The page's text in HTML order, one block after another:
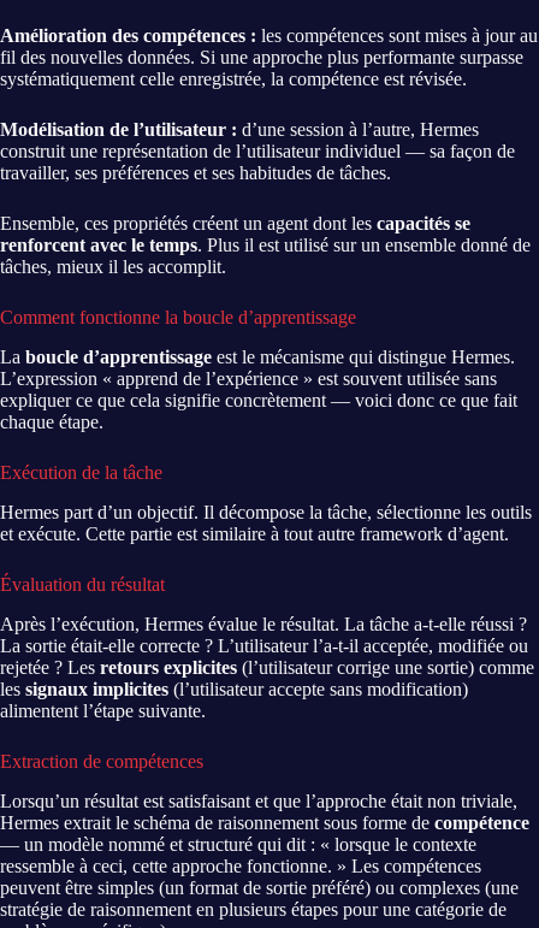
Amélioration des compétences : les compétences sont mises à jour au
fil des nouvelles données. Si une approche plus performante surpasse
systématiquement celle enregistrée, la compétence est révisée.
Modélisation de l’utilisateur : d’une session à l’autre, Hermes
construit une représentation de l’utilisateur individuel — sa façon de
travailler, ses préférences et ses habitudes de tâches.
Ensemble, ces propriétés créent un agent dont les capacités se
renforcent avec le temps. Plus il est utilisé sur un ensemble donné de
tâches, mieux il les accomplit.
Comment fonctionne la boucle d’apprentissage
La boucle d’apprentissage est le mécanisme qui distingue Hermes.
L’expression « apprend de l’expérience » est souvent utilisée sans
expliquer ce que cela signifie concrètement — voici donc ce que fait
chaque étape.
Exécution de la tâche
Hermes part d’un objectif. Il décompose la tâche, sélectionne les outils
et exécute. Cette partie est similaire à tout autre framework d’agent.
Évaluation du résultat
Après l’exécution, Hermes évalue le résultat. La tâche a-t-elle réussi ?
La sortie était-elle correcte ? L’utilisateur l’a-t-il acceptée, modifiée ou
rejetée ? Les retours explicites (l’utilisateur corrige une sortie) comme
les signaux implicites (l’utilisateur accepte sans modification)
alimentent l’étape suivante.
Extraction de compétences
Lorsqu’un résultat est satisfaisant et que l’approche était non triviale,
Hermes extrait le schéma de raisonnement sous forme de compétence
— un modèle nommé et structuré qui dit : « lorsque le contexte
ressemble à ceci, cette approche fonctionne. » Les compétences
peuvent être simples (un format de sortie préféré) ou complexes (une
stratégie de raisonnement en plusieurs étapes pour une catégorie de